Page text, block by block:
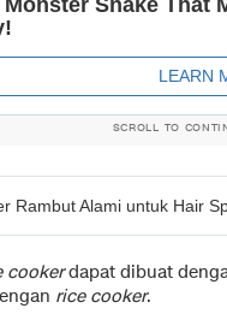
SCROLL TO
Rambut Alami untuk Hair
cookerdapat dibuat
rice cooker.